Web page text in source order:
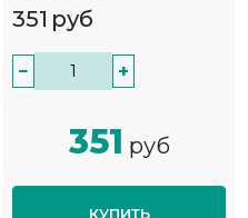
351 руб
− +
351 руб
КУПИТЬ